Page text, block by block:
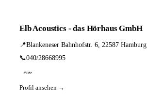
Elb Acoustics - das Hörhaus GmbH
📍Blankeneser Bahnhofstr. 6, 22587 Hamburg
📞040/28668995
Free
Profil ansehen →